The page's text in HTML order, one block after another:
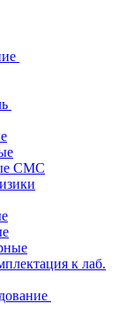
СМС
к лаб.